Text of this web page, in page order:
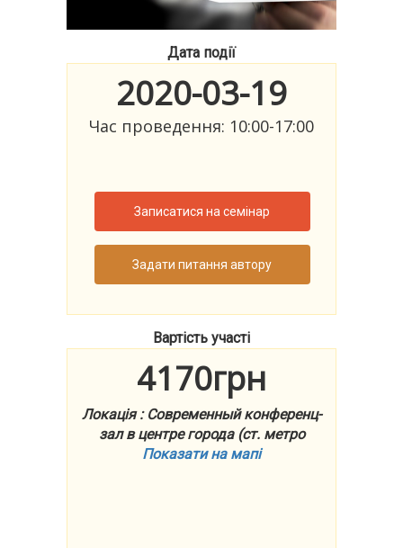
Дата події
2020-03-19
Час проведення: 10:00-17:00
Записатися на семінар
Задати питання автору
Вартість участі
4170грн
Локація : Современный конференц-
зал в центре города (ст. метро
Показати на мапі